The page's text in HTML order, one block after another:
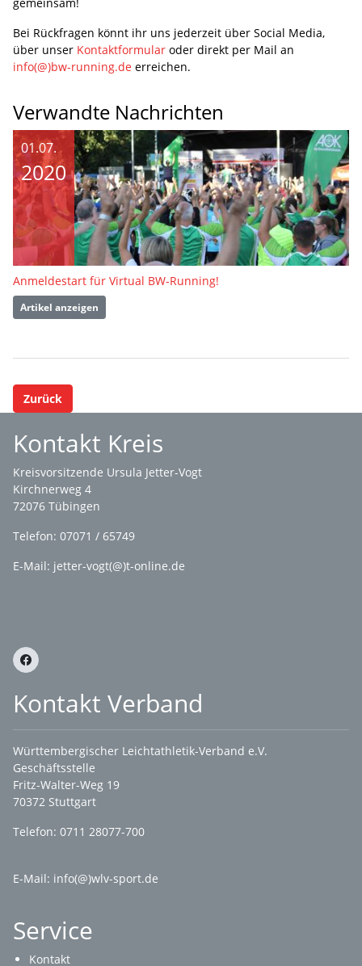
Bei Rückfragen könnt ihr uns jederzeit über Social Media,
über unser Kontaktformular oder direkt per Mail an
info(@)bw-running.de erreichen.
Verwandte Nachrichten
01.07.
2020
Anmeldestart für Virtual BW-Running!
Artikel anzeigen
Zurück
Kontakt Kreis
Kreisvorsitzende Ursula Jetter-Vogt
Kirchnerweg 4
72076 Tübingen
Telefon: 07071 / 65749
E-Mail: jetter-vogt(@)t-online.de
Kontakt Verband
Württembergischer Leichtathletik-Verband e.V.
Geschäftsstelle
Fritz-Walter-Weg 19
70372 Stuttgart
Telefon: 0711 28077-700
E-Mail: info(@)wlv-sport.de
Service
Kontakt